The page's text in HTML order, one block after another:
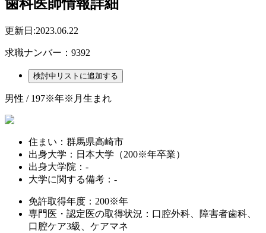
歯科医師情報詳細
更新日:2023.06.22
求職ナンバー：9392
男性 / 197※年※月生まれ
住まい： 群馬県高崎市
出身大学： 日本大学（200※年卒業）
出身大学院： -
大学に関する備考： -
免許取得年度： 200※年
専門医・認定医の取得状況： 口腔外科、障害者歯科、
口腔ケア3級、ケアマネ